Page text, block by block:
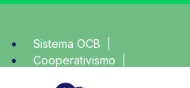
Sistema OCB
Cooperativismo